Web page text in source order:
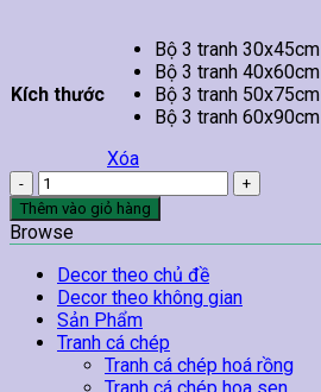
Kích thước
Bộ 3 tranh 30x45cm
Bộ 3 tranh 40x60cm
Bộ 3 tranh 50x75cm
Bộ 3 tranh 60x90cm
Xóa
Tranh
Treo
Tường
Coffee
02
số
lượng
Thêm vào giỏ hàng
Browse
Decor theo chủ đề
Decor theo không gian
Sản Phẩm
Tranh cá chép
Tranh cá chép hoá rồng